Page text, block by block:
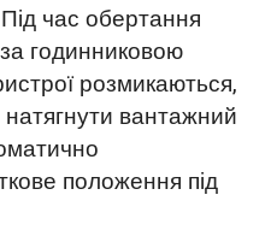
час обертання
годинниковою
розмикаються,
вантажний
положення під